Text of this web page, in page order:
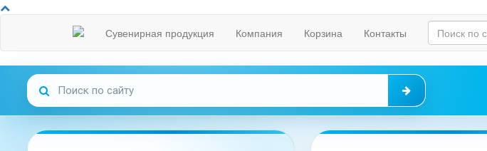
Сувенирная продукция Компания Корзина Контакты